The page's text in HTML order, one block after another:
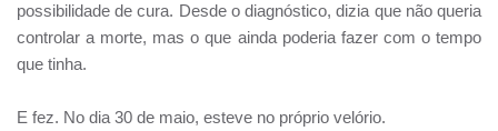
possibilidade de cura. Desde o diagnóstico, dizia que não queria
controlar a morte, mas o que ainda poderia fazer com o tempo
que tinha.
E fez. No dia 30 de maio, esteve no próprio velório.